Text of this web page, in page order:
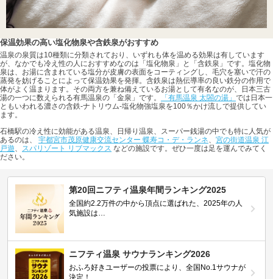
保温効果の高い塩化物泉や含鉄泉がおすすめ
温泉の泉質は10種類に分類されており、いずれも体を温める効果は有しています
が、なかでも冷え性の人におすすめなのは「塩化物泉」と「含鉄泉」です。塩化物
泉は、お湯に含まれている塩分が皮膚の表面をコーティングし、毛穴を塞いで汗の
蒸発を妨げることによって保温効果を発揮。含鉄泉は熱伝導率の良い鉄分の作用で
体がよく温まります。その両方を兼ね備えているお湯として有名なのが、日本三古
湯の一つに数えられる有馬温泉の「金泉」です。
「有馬温泉 太閤の湯」 では日本一
ともいわれる濃さの含鉄-ナトリウム-塩化物強塩泉を100％かけ流しで提供してい
ます。
石橋駅の冷え性に効能がある温泉、日帰り温泉、スーパー銭湯の中でも特に人気が
あるのは、 宇都宮市茂原健康交流センター 蝶寿コ・デ・ランネ、 宮の街道温泉 江
戸遊、 スパリゾート リブマックス などの施設です。ぜひ一度は足を運んでみてく
ださい。
第20回ニフティ温泉年間ランキング2025
全国約2.2万件の中から頂点に選ばれた、2025年の人
気施設は…
ニフティ温泉 サウナランキング2026
おふろ好きユーザーの投票により、全国No.1サウナが
決定！